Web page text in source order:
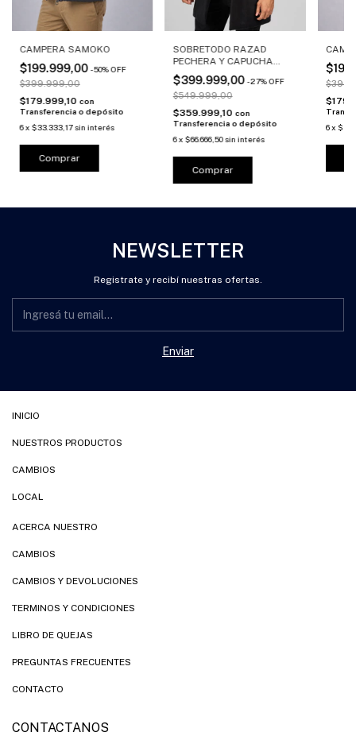
CAMPERA SAMOKO
$199.999,00 -50%OFF
$399.999,00
$179.999,10 con
Transferencia o depósito
6x $33.333,17sin interés
Comprar
SOBRETODO RAZAD
PECHERA Y CAPUCHA
DESMONTABLE
$399.999,00 -27%OFF
$549.999,00
$359.999,10 con
Transferencia o depósito
6 x $66.666,50 sin interés
Comprar
6x
NEWSLETTER
Registrate y recibí nuestras ofertas.
INICIO
NUESTROS PRODUCTOS
CAMBIOS
LOCAL
ACERCA NUESTRO
CAMBIOS
CAMBIOS Y DEVOLUCIONES
TERMINOS Y CONDICIONES
LIBRO DE QUEJAS
PREGUNTAS FRECUENTES
CONTACTO
CONTACTANOS